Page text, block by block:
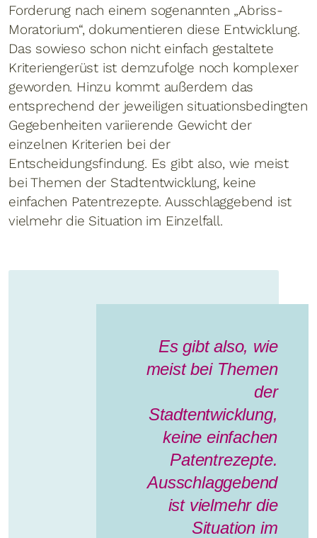
Forderung nach einem sogenannten „Abriss-
Moratorium“, dokumentieren diese Entwicklung.
Das sowieso schon nicht einfach gestaltete
Kriteriengerüst ist demzufolge noch komplexer
geworden. Hinzu kommt außerdem das
entsprechend der jeweiligen situationsbedingten
Gegebenheiten variierende Gewicht der
einzelnen Kriterien bei der
Entscheidungsfindung. Es gibt also, wie meist
bei Themen der Stadtentwicklung, keine
einfachen Patentrezepte. Ausschlaggebend ist
vielmehr die Situation im Einzelfall.
Es gibt also, wie
meist bei Themen
der
Stadtentwicklung,
keine einfachen
Patentrezepte.
Ausschlaggebend
ist vielmehr die
Situation im